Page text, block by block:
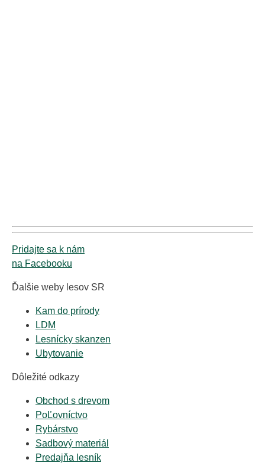
Pridajte sa k nám
na Facebooku
Ďalšie weby lesov SR
Kam do prírody
LDM
Lesnícky skanzen
Ubytovanie
Dôležité odkazy
Obchod s drevom
PoĽovníctvo
Rybárstvo
Sadbový materiál
Predajňa lesník